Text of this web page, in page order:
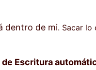
dentro de mi. Sacar lo
Escritura